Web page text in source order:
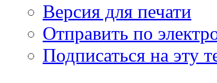
Версия для печати
Отправить по
Подписаться на эту